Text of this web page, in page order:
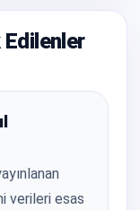
verileri esas